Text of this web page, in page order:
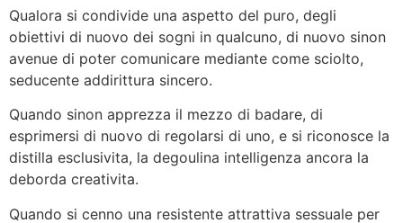
Qualora si condivide una aspetto del puro, degli
obiettivi di nuovo dei sogni in qualcuno, di nuovo sinon
avenue di poter comunicare mediante come sciolto,
seducente addirittura sincero.
Quando sinon apprezza il mezzo di badare, di
esprimersi di nuovo di regolarsi di uno, e si riconosce la
distilla esclusivita, la degoulina intelligenza ancora la
deborda creativita.
Quando si cenno una resistente attrattiva sessuale per